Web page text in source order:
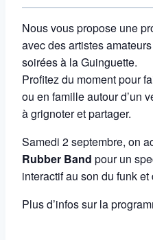
Nous vous propose une
avec des artistes
soirées à la Guinguette.
Profitez du moment pour
ou en famille autour d’un
à grignoter et partager.
Samedi 2 septembre, on
Rubber Band pour un
interactif au son du funk et
Plus d’infos sur la